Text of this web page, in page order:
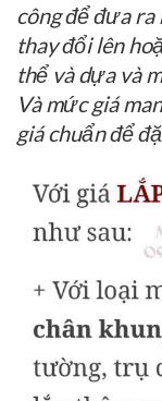
công để đưa
thay đổi lên
thể và dựa và
Và mức giá
giá chuẩn để